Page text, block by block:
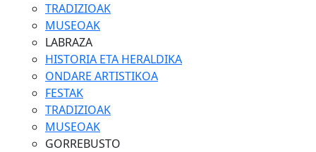
TRADIZIOAK
MUSEOAK
LABRAZA
HISTORIA ETA HERALDIKA
ONDARE ARTISTIKOA
FESTAK
TRADIZIOAK
MUSEOAK
GORREBUSTO